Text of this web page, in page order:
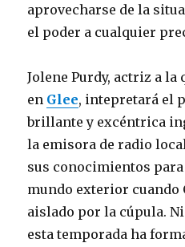
aprovecharse de la
el poder a cualquier
Jolene Purdy, actriz a la
en Glee, intepretará el
brillante y excéntrica
la emisora de radio
sus conocimientos
mundo exterior cuando
aislado por la cúpula.
esta temporada ha